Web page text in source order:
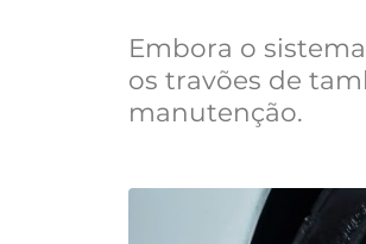
Embora o
os travões de
manutenção.